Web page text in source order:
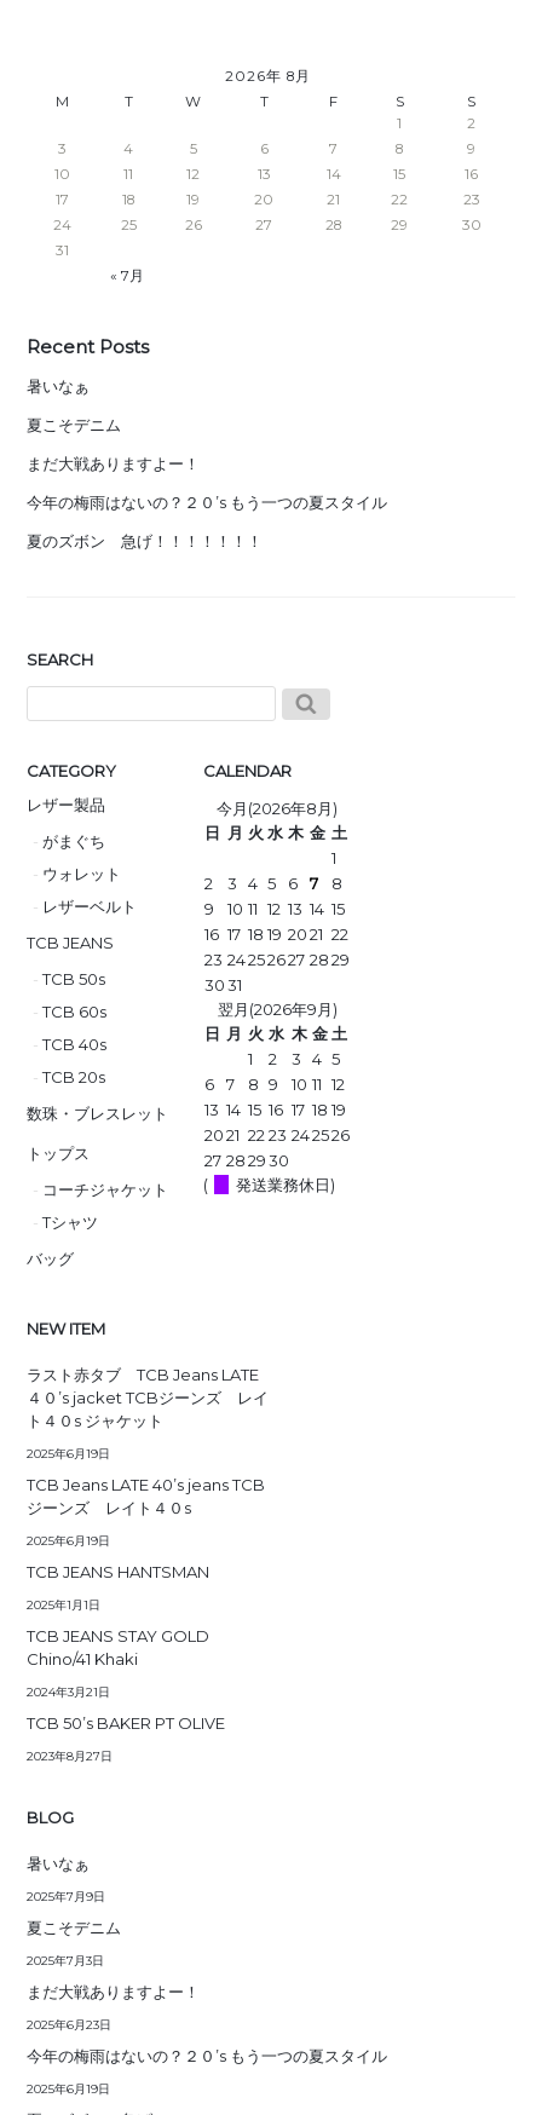
2026年 8月
M
T W T F S S
« 7月
1
2
3
4 5 6 7 8
9
10
11 12 13 14 15
16
17
18 19 20 21 22
23
24
25 26 27 28 29
30
31
Recent Posts
暑いなぁ
夏こそデニム
まだ大戦ありますよー！
今年の梅雨はないの？２０’s もう一つの夏スタイル
夏のズボン 急げ！！！！！！！
SEARCH
CATEGORY
レザー製品
がまぐち
ウォレット
レザーベルト
TCB JEANS
TCB 50s
TCB 60s
TCB 40s
TCB 20s
数珠・ブレスレット
トップス
コーチジャケット
Tシャツ
バッグ
CALENDAR
今月(2026年8月)
日 月 火 水 木 金 土
1
2
3 4 5 6 7
8
9
10 11 12 13 14 15
16 17 18 19 20 21 22
23 24252627 28 29
30 31
翌月(2026年9月)
日 月 火 水 木 金 土
1
2 3 4 5
6
7 8 9 10 11 12
13 14 15 16 17 18 19
20 21 22 23 242526
27 28 29 30
(
発送業務休日)
NEW ITEM
ラスト赤タブ TCB Jeans LATE
４０’s jacket TCBジーンズ レイ
ト４０s ジャケット
2025年6月19日
TCB Jeans LATE 40’s jeans TCB
ジーンズ レイト４０s
2025年6月19日
TCB JEANS HANTSMAN
2025年1月1日
TCB JEANS STAY GOLD
Chino/41 Khaki
2024年3月21日
TCB 50’s BAKER PT OLIVE
2023年8月27日
BLOG
暑いなぁ
2025年7月9日
夏こそデニム
2025年7月3日
まだ大戦ありますよー！
2025年6月23日
今年の梅雨はないの？２０’s もう一つの夏スタイル
2025年6月19日